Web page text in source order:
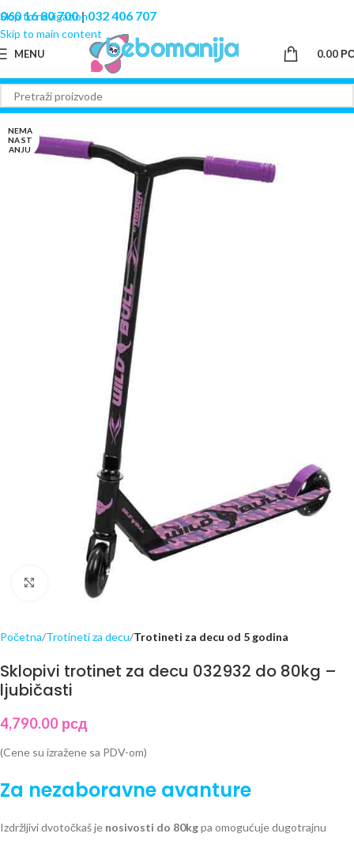
Skip to navigation
Skip to main content
060 16 80 700|032 406 707
MENU 0.00
NEMA
NA ST
ANJU
Click to enlarge
Početna Trotineti za decu Trotineti za decu od 5 godina
Sklopivi trotinet za decu 032932 do 80kg –
ljubičasti
4,790.00 рсд
(Cene su izražene sa PDV-om)
Za nezaboravne avanture
Izdržljivi dvotočkaš je nosivosti do 80kgpa omogućuje dugotrajnu